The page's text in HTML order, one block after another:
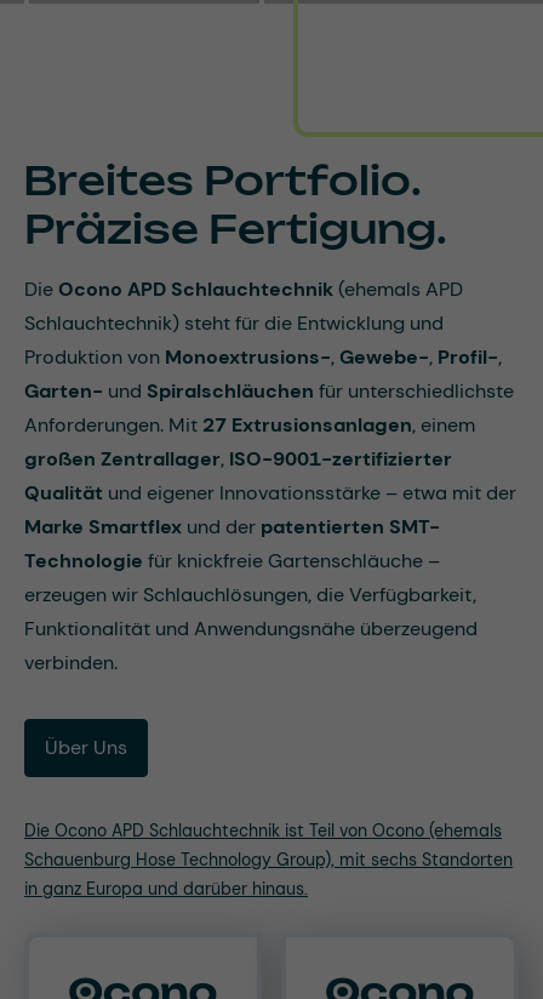
Breites Portfolio.
Präzise Fertigung.
DieOcono APD Schlauchtechnik (ehemals APD
Schlauchtechnik) steht für die Entwicklung und
Produktion von Monoextrusions-,Gewebe-, Profil-,
Garten- und Spiralschläuchen für unterschiedlichste
Anforderungen. Mit 27 Extrusionsanlagen, einem
großen Zentrallager, ISO-9001-zertifizierter
Qualität und eigener Innovationsstärke – etwa mit der
Marke Smartflex und der patentierten SMT-
Technologie für knickfreie Gartenschläuche –
erzeugen wir Schlauchlösungen, die Verfügbarkeit,
Funktionalität und Anwendungsnähe überzeugend
verbinden.
Über Uns
Die Ocono APD Schlauchtechnik ist Teil von Ocono (ehemals
Schauenburg Hose Technology Group), mit sechs Standorten
in ganz Europa und darüber hinaus.